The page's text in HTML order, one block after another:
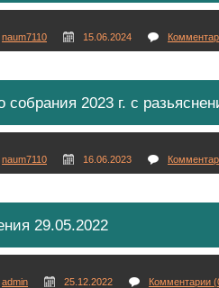
naum7110 15.06.2024
собрания 2023 г. с
naum7110 16.06.2023
29.05.2022
admin 25.12.2022 Комментарии